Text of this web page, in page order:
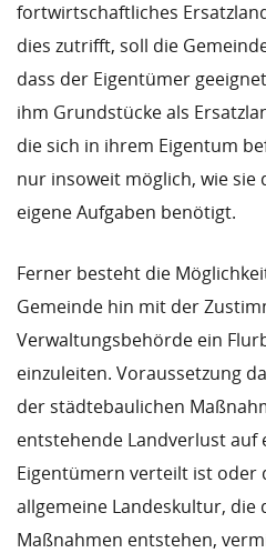
fortwirtschaftliches
dies zutrifft, soll die
dass der Eigentümer
ihm Grundstücke als
die sich in ihrem Eigentum
nur insoweit möglich, wie
eigene Aufgaben benötigt.
Ferner besteht die
Gemeinde hin mit der
Verwaltungsbehörde ein
einzuleiten. Voraussetzung
der städtebaulichen
entstehende Landverlust auf
Eigentümern verteilt ist oder
allgemeine Landeskultur,
Maßnahmen entstehen,